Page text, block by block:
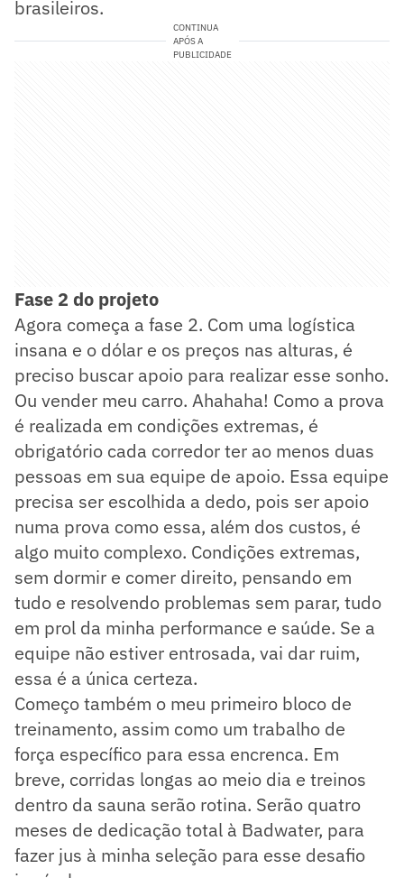
brasileiros.
CONTINUA
APÓS A
PUBLICIDADE
Fase 2 do projeto
Agora começa a fase 2. Com uma logística
insana e o dólar e os preços nas alturas, é
preciso buscar apoio para realizar esse sonho.
Ou vender meu carro. Ahahaha! Como a prova
é realizada em condições extremas, é
obrigatório cada corredor ter ao menos duas
pessoas em sua equipe de apoio. Essa equipe
precisa ser escolhida a dedo, pois ser apoio
numa prova como essa, além dos custos, é
algo muito complexo. Condições extremas,
sem dormir e comer direito, pensando em
tudo e resolvendo problemas sem parar, tudo
em prol da minha performance e saúde. Se a
equipe não estiver entrosada, vai dar ruim,
essa é a única certeza.
Começo também o meu primeiro bloco de
treinamento, assim como um trabalho de
força específico para essa encrenca. Em
breve, corridas longas ao meio dia e treinos
dentro da sauna serão rotina. Serão quatro
meses de dedicação total à Badwater, para
fazer jus à minha seleção para esse desafio